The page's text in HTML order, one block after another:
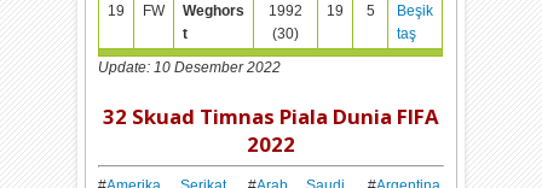
19 FW
Weghors
t
1992
(30)
19 5
Beşik
taş
Update: 10 Desember 2022
32 Skuad Timnas Piala Dunia FIFA
2022